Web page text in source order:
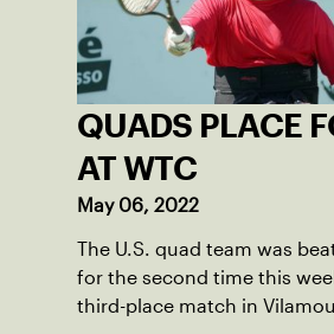
QUADS PLACE
AT WTC
May 06, 2022
The U.S. quad team was
for the second time this
third-place match in